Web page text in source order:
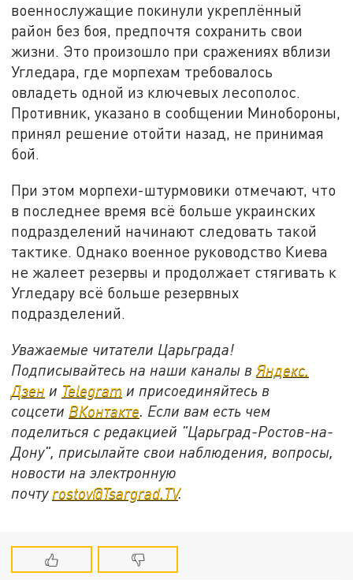
военнослужащие покинули укреплённый
район без боя, предпочтя сохранить свои
жизни. Это произошло при сражениях вблизи
Угледара, где морпехам требовалось
овладеть одной из ключевых лесополос.
Противник, указано в сообщении Минобороны,
принял решение отойти назад, не принимая
бой.
При этом морпехи-штурмовики отмечают, что
в последнее время всё больше украинских
подразделений начинают следовать такой
тактике. Однако военное руководство Киева
не жалеет резервы и продолжает стягивать к
Угледару всё больше резервных
подразделений.
Уважаемые читатели Царьграда!
Подписывайтесь на наши каналы вЯндекс.
Дзен и Telegram и присоединяйтесь в
соцсети ВКонтакте. Если вам есть чем
поделиться с редакцией "Царьград-Ростов-на-
Дону", присылайте свои наблюдения, вопросы,
новости на электронную
почту rostov@Tsargrad.ТV.